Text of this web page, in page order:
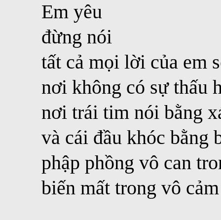
Em yêu
đừng nói
tất cả mọi lời của em
nơi không có sự thấu
nơi trái tim nói bằng
và cái đầu khóc bằng
phập phồng vô can
biến mất trong vô cảm